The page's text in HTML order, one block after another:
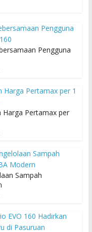
Pengguna
Pertamax per
Sampah